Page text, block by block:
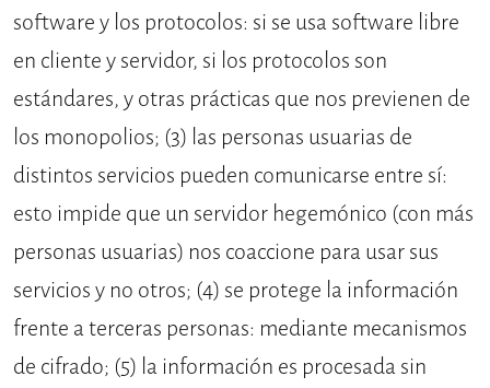
software y los protocolos: si se usa software libre
en cliente y servidor, si los protocolos son
estándares, y otras prácticas que nos previenen de
los monopolios; (3) las personas usuarias de
distintos servicios pueden comunicarse entre sí:
esto impide que un servidor hegemónico (con más
personas usuarias) nos coaccione para usar sus
servicios y no otros; (4) se protege la información
frente a terceras personas: mediante mecanismos
de cifrado; (5) la información es procesada sin